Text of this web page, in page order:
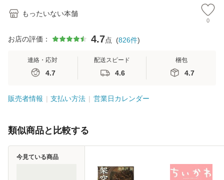
もったいない本舗
0
お店の評価： 4.7点 (826件)
連絡・応対
4.7
配送スピード
4.6
梱包
4.7
販売者情報 支払い方法 営業日カレンダー
類似商品と比較する
今見ている商品